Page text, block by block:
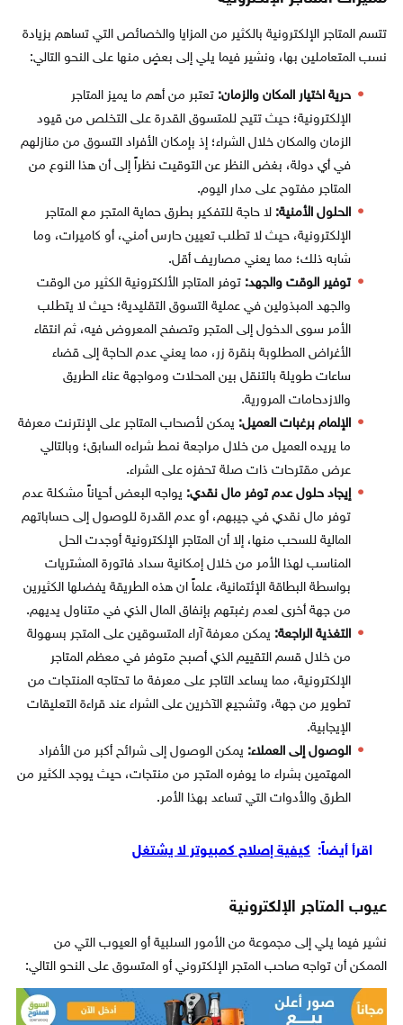
تتسم المتاجر الإلكترونية بالكثير من المزايا والخصائص التي تساهم بزيادة
نسب المتعاملين بها، ونشير فيما يلي إلى بعضٍ منها على النحو التالي:
حرية اختيار المكان والزمان: تعتبر من أهم ما يميز المتاجر
الإلكترونية؛ حيث تتيح للمتسوق القدرة على التخلص من قيود
الزمان والمكان خلال الشراء؛ إذ بإمكان الأفراد التسوق من منازلهم
في أي دولة، بغض النظر عن التوقيت نظراً إلى أن هذا النوع من
المتاجر مفتوح على مدار اليوم.
الحلول الأمنية: لا حاجة للتفكير بطرق حماية المتجر مع المتاجر
الإلكترونية، حيث لا تطلب تعيين حارس أمني، أو كاميرات، وما
شابه ذلك؛ مما يعني مصاريف أقل.
توفير الوقت والجهد: توفر المتاجر الألكترونية الكثير من الوقت
والجهد المبذولين في عملية التسوق التقليدية؛ حيث لا يتطلب
الأمر سوى الدخول إلى المتجر وتصفح المعروض فيه، ثم انتقاء
الأغراض المطلوبة بنقرة زر، مما يعني عدم الحاجة إلى قضاء
ساعات طويلة بالتنقل بين المحلات ومواجهة عناء الطريق
والازدحامات المرورية.
الإلمام برغبات العميل: يمكن لأصحاب المتاجر على الإنترنت معرفة
ما يريده العميل من خلال مراجعة نمط شراءه السابق؛ وبالتالي
عرض مقترحات ذات صلة تحفزه على الشراء.
إيجاد حلول عدم توفر مال نقدي: يواجه البعض أحياناً مشكلة عدم
توفر مال نقدي في جيبهم، أو عدم القدرة للوصول إلى حساباتهم
المالية للسحب منها، إلا أن المتاجر الإلكترونية أوجدت الحل
المناسب لهذا الأمر من خلال إمكانية سداد فاتورة المشتريات
بواسطة البطاقة الإئتمانية، علماً ان هذه الطريقة يفضلها الكثيرين
من جهة أخرى لعدم رغبتهم بإنفاق المال الذي في متناول يديهم.
التغذية الراجعة: يمكن معرفة آراء المتسوقين على المتجر بسهولة
من خلال قسم التقييم الذي أصبح متوفر في معظم المتاجر
الإلكترونية، مما يساعد التاجر على معرفة ما تحتاجه المنتجات من
تطوير من جهة، وتشجيع الآخرين على الشراء عند قراءة التعليقات
الإيجابية.
الوصول إلى العملاء: يمكن الوصول إلى شرائح أكبر من الأفراد
المهتمين بشراء ما يوفره المتجر من منتجات، حيث يوجد الكثير من
الطرق والأدوات التي تساعد بهذا الأمر.
اقرأ أيضاً: كيفية إصلاح كمبيوتر لا يشتغل
عيوب المتاجر الإلكترونية
نشير فيما يلي إلى مجموعة من الأمور السلبية أو العيوب التي من
الممكن أن تواجه صاحب المتجر الإلكتروني أو المتسوق على النحو التالي: